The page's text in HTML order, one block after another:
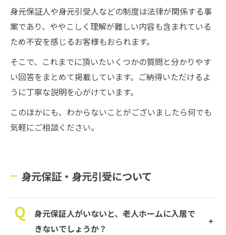
身元保証人や身元引受人などの制度は法律が関係する事
案であり、ややこしく理解が難しい内容も含まれている
ため不安を感じるお客様もおられます。
そこで、これまでに頂いたいくつかの質問と分かりやす
い回答をまとめて掲載しています。ご納得いただけるよ
うに丁寧な説明を心がけています。
このほかにも、わからないことがございましたら何でも
気軽にご相談ください。
身元保証・身元引受について
身元保証人がいないと、老人ホームに入居で
きないでしょうか？